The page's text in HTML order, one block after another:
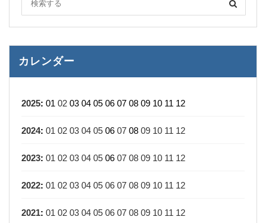
カレンダー
2025: 01 02 03 04 05 06 07 08 09 10 11 12
2024: 01 02 03 04 05 06 07 08 09 10 11 12
2023: 01 02 03 04 05 06 07 08 09 10 11 12
2022: 01 02 03 04 05 06 07 08 09 10 11 12
2021: 01 02 03 04 05 06 07 08 09 10 11 12